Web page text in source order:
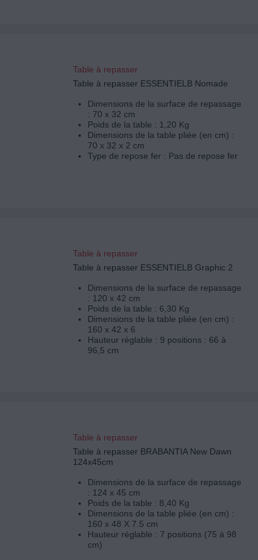
Table à repasser
Table à repasser ESSENTIELB Nomade
Dimensions de la surface de repassage
: 70 x 32 cm
Poids de la table : 1,20 Kg
Dimensions de la table pliée (en cm) :
70 x 32 x 2 cm
Type de repose fer : Pas de repose fer
Table à repasser
Table à repasser ESSENTIELB Graphic 2
Dimensions de la surface de repassage
: 120 x 42 cm
Poids de la table : 6,30 Kg
Dimensions de la table pliée (en cm) :
160 x 42 x 6
Hauteur réglable : 9 positions : 66 à
96,5 cm
Table à repasser
Table à repasser BRABANTIA New Dawn
124x45cm
Dimensions de la surface de repassage
: 124 x 45 cm
Poids de la table : 8,40 Kg
Dimensions de la table pliée (en cm) :
160 x 48 X 7.5 cm
Hauteur réglable : 7 positions (75 à 98
cm)